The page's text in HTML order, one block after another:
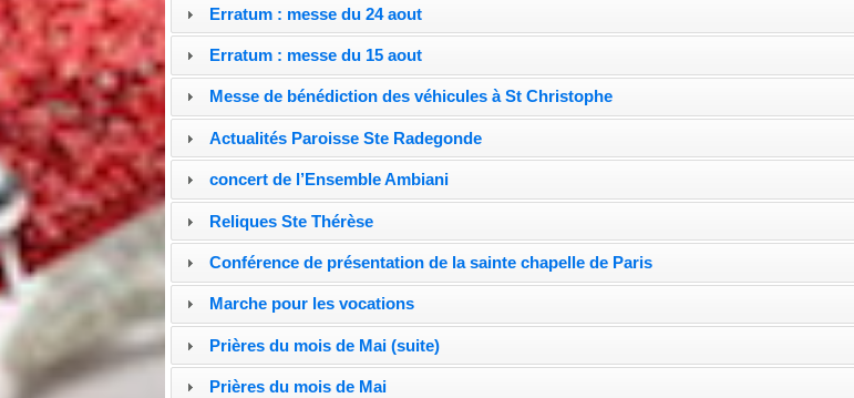
Erratum : messe du 24 aout
Erratum : messe du 15 aout
Messe de bénédiction des véhicules à St Christophe
Actualités Paroisse Ste Radegonde
concert de l’Ensemble Ambiani
Reliques Ste Thérèse
Conférence de présentation de la sainte chapelle de Paris
Marche pour les vocations
Prières du mois de Mai (suite)
Prières du mois de Mai